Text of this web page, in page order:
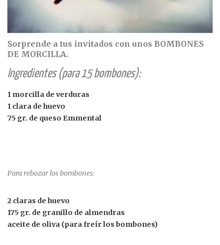
Sorprende a tus invitados con unos BOMBONES
DE MORCILLA.
Ingredientes (para 15 bombones):
1 morcilla de verduras
1 clara de huevo
75 gr. de queso Emmental
Para rebozar los bombones:
2 claras de huevo
175 gr. de granillo de almendras
aceite de oliva (para freír los bombones)